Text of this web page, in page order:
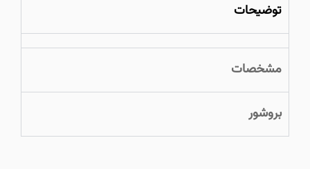
توضیحات
مشخصات
بروشور